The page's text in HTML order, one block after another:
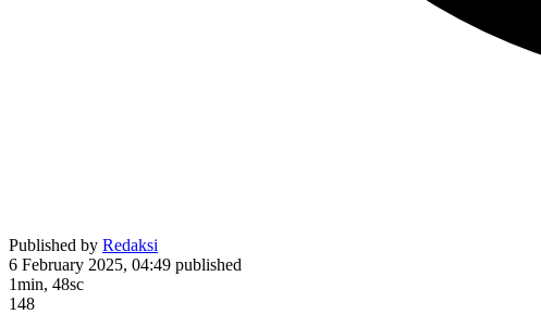
Published by Redaksi
6 February 2025, 04:49 published
1min, 48sc
148